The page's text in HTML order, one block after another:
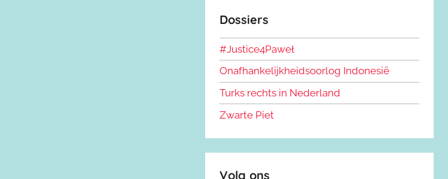
Dossiers
#Justice4Paweł
Onafhankelijkheidsoorlog Indonesië
Turks rechts in Nederland
Zwarte Piet
Volg ons